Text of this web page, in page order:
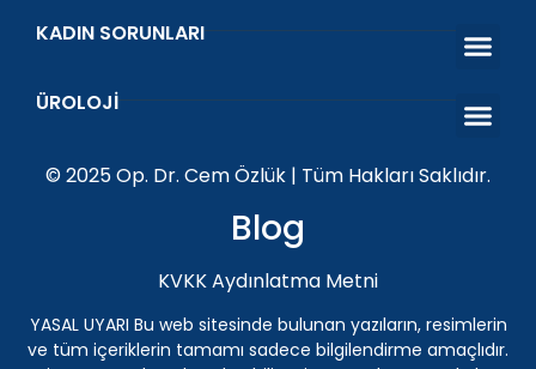
KADIN SORUNLARI
ÜROLOJI
© 2025 Op. Dr. Cem Özlük | Tüm Hakları Saklıdır.
Blog
KVKK Aydınlatma Metni
YASAL UYARI Bu web sitesinde bulunan yazıların, resimlerin
ve tüm içeriklerin tamamı sadece bilgilendirme amaçlıdır.